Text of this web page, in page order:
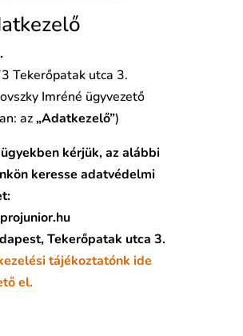
Tekerőpatak utca 3.
Imréné ügyvezető
az„Adatkezelő”)
kérjük, az alábbi
keresse adatvédelmi
Tekerőpatak utca 3.
tájékoztatónk ide
el.